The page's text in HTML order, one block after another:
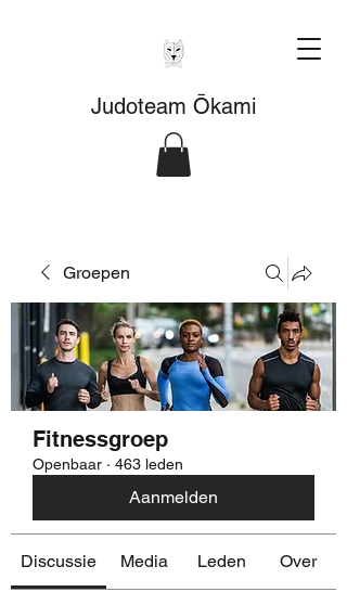
Judoteam Ōkami
Groepen
Fitnessgroep
Openbaar · 463 leden
Aanmelden
Discussie Media Leden Over